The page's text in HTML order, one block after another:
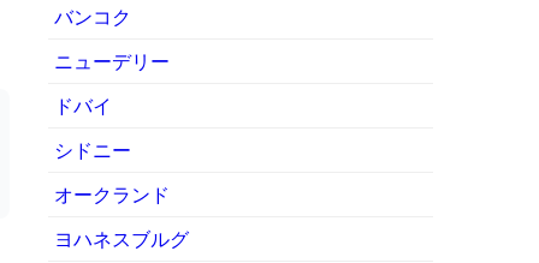
バンコク
ニューデリー
ドバイ
シドニー
オークランド
ヨハネスブルグ